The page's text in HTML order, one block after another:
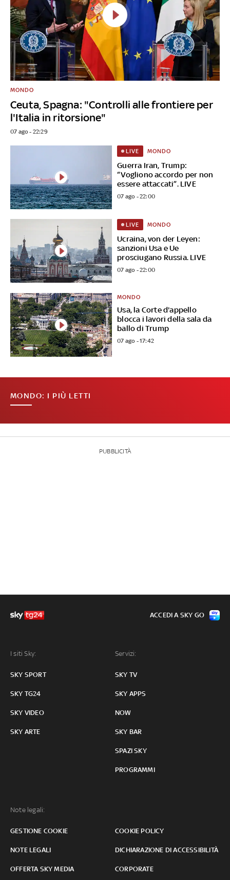
Ceuta, Spagna: "Controlli alle frontiere per
l'Italia in ritorsione"
MONDO
07 ago - 22:29
Guerra Iran, Trump:
“Vogliono accordo per non
essere attaccati”. LIVE
LIVE MONDO
07 ago - 22:00
Ucraina, von der Leyen:
sanzioni Usa e Ue
prosciugano Russia. LIVE
LIVE MONDO
07 ago - 22:00
Usa, la Corte d'appello
blocca i lavori della sala da
ballo di Trump
MONDO
07 ago - 17:42
MONDO: I PIÙ LETTI
PUBBLICITÀ
I siti Sky:
SKY SPORT
SKY TG24
SKY VIDEO
SKY ARTE
Servizi:
SKY TV
SKY APPS
NOW
SKY BAR
SPAZI SKY
PROGRAMMI
Note legali:
GESTIONE COOKIE COOKIE POLICY
NOTE LEGALI DICHIARAZIONE DI ACCESSIBILITÀ
OFFERTA SKY MEDIA CORPORATE
ACCEDI A SKY GO